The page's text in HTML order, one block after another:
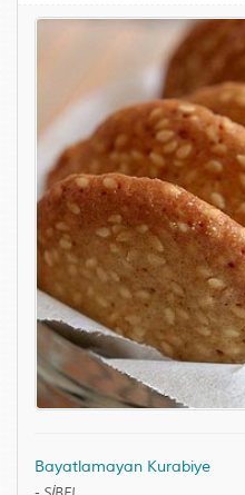
Bayatlamayan Kurabiye